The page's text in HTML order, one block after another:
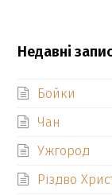
Недавні
Бойки
Чан
Ужгород
Різдво